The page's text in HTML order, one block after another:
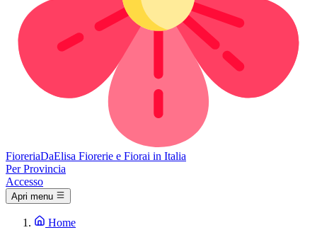
FioreriaDaElisa Fiorerie e Fiorai in Italia
Per Provincia
Accesso
Apri menu
Home